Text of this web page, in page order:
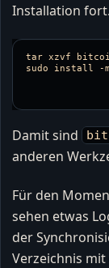
Installation fort.
tar xzvf
Damit sind
anderen
Für den
sehen etwas
der
Verzeichnis